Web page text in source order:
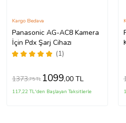
Panasonic AG-AC8 Kamera
İçin Pdx Şarj Cihazı
(1)
Kargo Bedava
1373,75 TL 1099,00 TL
117,22 TL'den Başlayan Taksitlerle